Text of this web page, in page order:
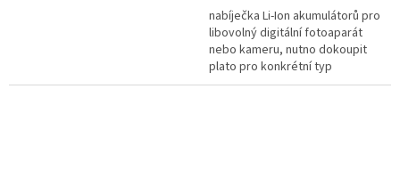
nabíječka Li-Ion akumulátorů pro
libovolný digitální fotoaparát
nebo kameru, nutno dokoupit
plato pro konkrétní typ
akumulátoru. Příklad: nabíjecí